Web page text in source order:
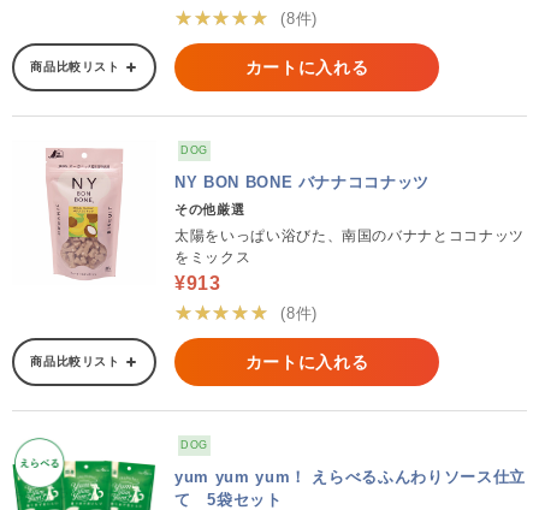
★★★★★
(8件)
商品比較リスト カートに入れる
DOG
NY BON BONE バナナココナッツ
その他厳選
太陽をいっぱい浴びた、南国のバナナとココナッツ
をミックス
¥913
★★★★★
(8件)
商品比較リスト カートに入れる
DOG
yum yum yum！ えらべるふんわりソース仕立
て 5袋セット